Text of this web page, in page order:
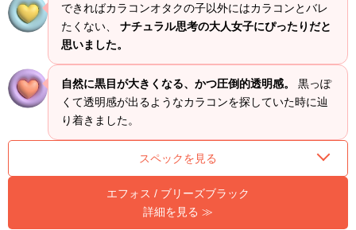
できればカラコンオタクの子以外にはカラコンとバレ
たくない、 ナチュラル思考の大人女子にぴったりだと
思いました。
自然に黒目が大きくなる、かつ圧倒的透明感。
黒っぽ
くて透明感が出るようなカラコンを探していた時に辿
り着きました。
スペックを見る
エフォス / ブリーズブラック
詳細を見る ≫